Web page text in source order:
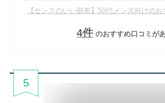
【センスのいい財布】50代メンズ向けのお
4件 のおすすめ口コミが
5